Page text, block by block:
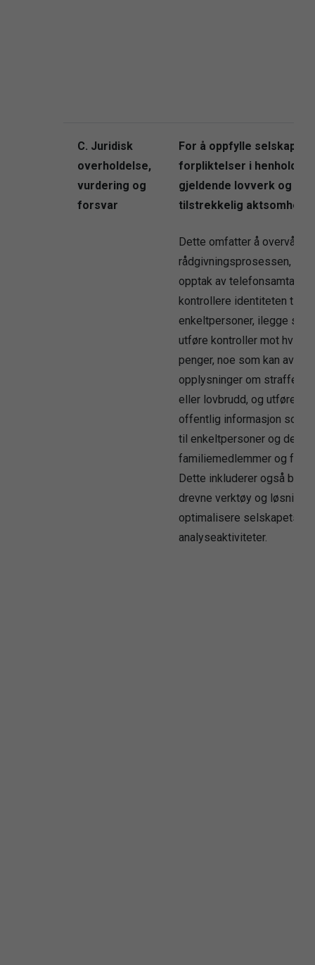
C. Juridisk
overholdelse,
vurdering og
forsvar
For å oppfylle selskapets
forpliktelser i henhold til
gjeldende lovverk og
tilstrekkelig aktsomhet
Dette omfatter å overvåke
rådgivningsprosessen,
opptak av telefonsamtaler,
kontrollere identiteten til
enkeltpersoner, ilegge
utføre kontroller mot
penger, noe som kan
opplysninger om
eller lovbrudd, og utføre
offentlig informasjon som
til enkeltpersoner og deres
familiemedlemmer og
Dette inkluderer også bruk
drevne verktøy og
optimalisere selskapets
analyseaktiviteter.